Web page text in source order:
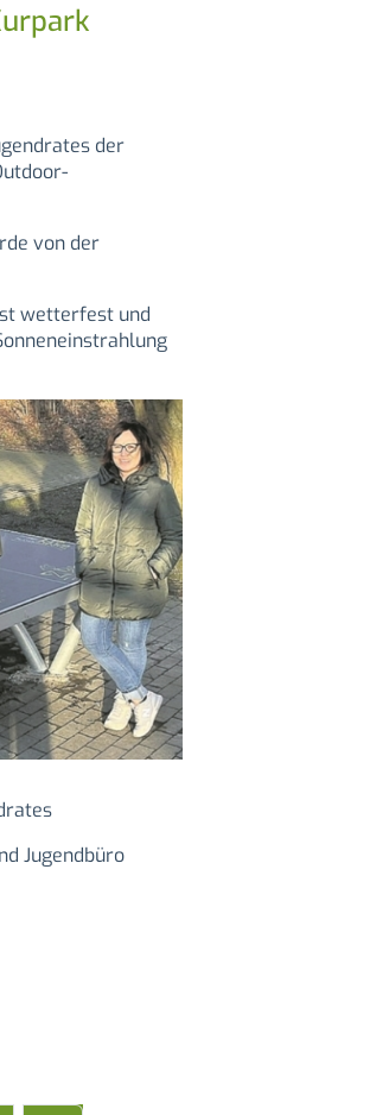
der
von der
wetterfest und
Jugendbüro